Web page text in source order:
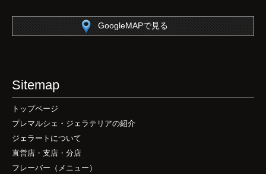
GoogleMAPで見る
Sitemap
トップページ
プレマルシェ・ジェラテリアの紹介
ジェラートについて
直営店・支店・分店
フレーバー（メニュー）